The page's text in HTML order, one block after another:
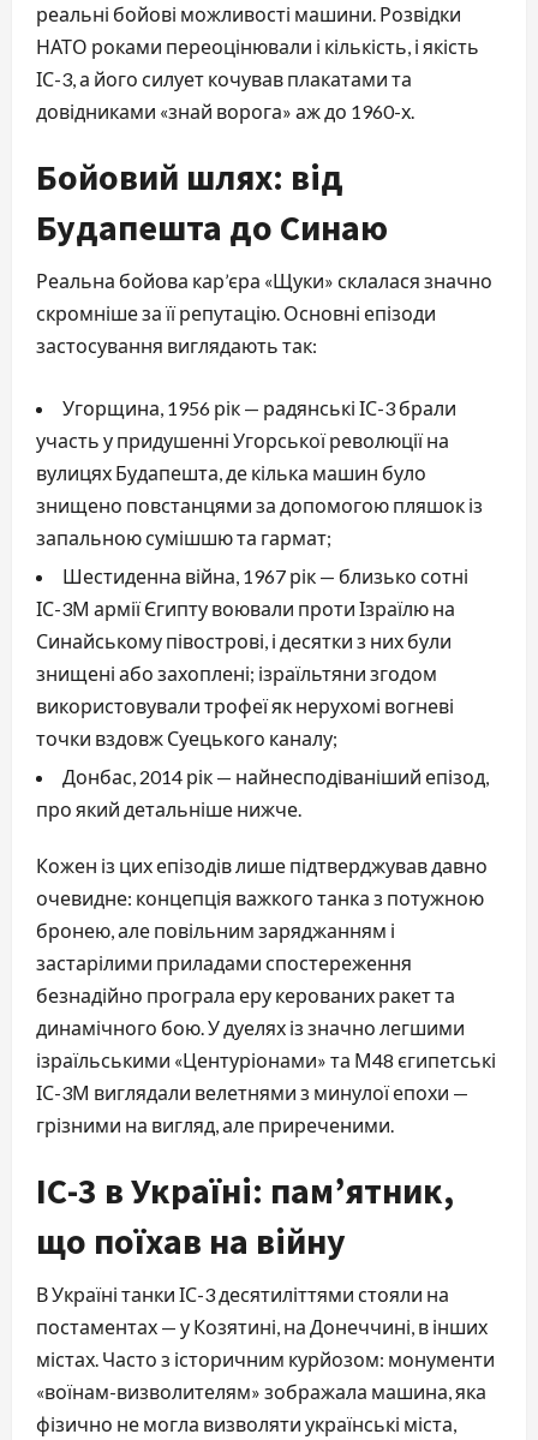
реальні бойові можливості машини. Розвідки
НАТО роками переоцінювали і кількість, і якість
ІС-3, а його силует кочував плакатами та
довідниками «знай ворога» аж до 1960-х.
Бойовий шлях: від
Будапешта до Синаю
Реальна бойова кар’єра «Щуки» склалася значно
скромніше за її репутацію. Основні епізоди
застосування виглядають так:
Угорщина, 1956 рік — радянські ІС-3 брали
участь у придушенні Угорської революції на
вулицях Будапешта, де кілька машин було
знищено повстанцями за допомогою пляшок із
запальною сумішшю та гармат;
Шестиденна війна, 1967 рік — близько сотні
ІС-3М армії Єгипту воювали проти Ізраїлю на
Синайському півострові, і десятки з них були
знищені або захоплені; ізраїльтяни згодом
використовували трофеї як нерухомі вогневі
точки вздовж Суецького каналу;
Донбас, 2014 рік — найнесподіваніший епізод,
про який детальніше нижче.
Кожен із цих епізодів лише підтверджував давно
очевидне: концепція важкого танка з потужною
бронею, але повільним заряджанням і
застарілими приладами спостереження
безнадійно програла еру керованих ракет та
динамічного бою. У дуелях із значно легшими
ізраїльськими «Центуріонами» та М48 єгипетські
ІС-3М виглядали велетнями з минулої епохи —
грізними на вигляд, але приреченими.
ІС-3 в Україні: пам’ятник,
що поїхав на війну
В Україні танки ІС-3 десятиліттями стояли на
постаментах — у Козятині, на Донеччині, в інших
містах. Часто з історичним курйозом: монументи
«воїнам-визволителям» зображала машина, яка
фізично не могла визволяти українські міста,